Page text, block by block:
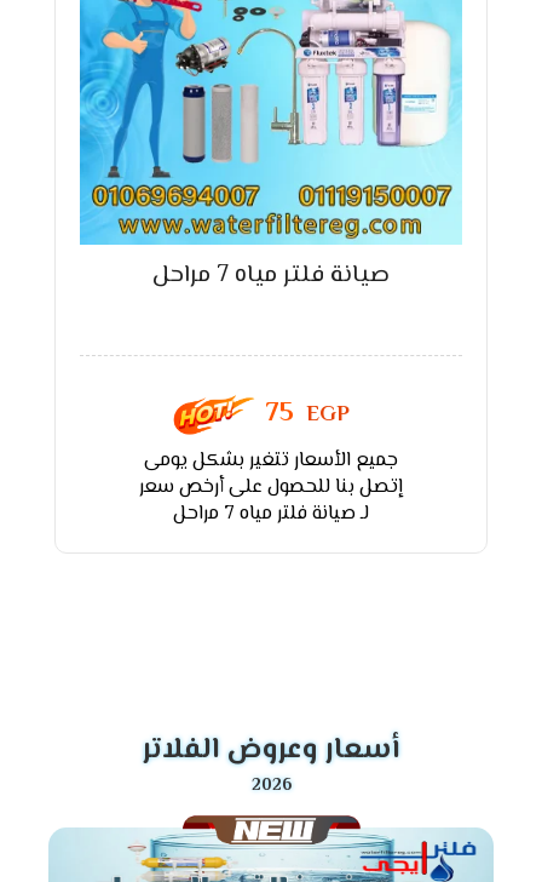
صيانة فلتر مياه 7 مراحل
EGP
75
جميع الأسعار تتغير بشكل يومى
إتصل بنا للحصول على أرخص سعر
لـ صيانة فلتر مياه 7 مراحل
أسعار وعروض الفلاتر